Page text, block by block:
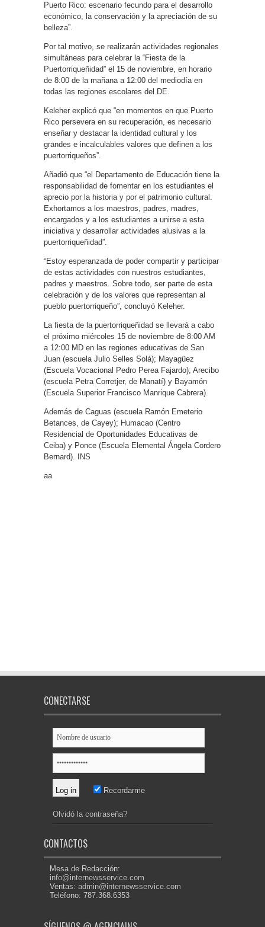
Puerto Rico: escenario fecundo para el desarrollo
económico, la conservación y la apreciación de su
belleza”.
Por tal motivo, se realizarán actividades regionales
simultáneas para celebrar la “Fiesta de la
Puertorriqueñidad” el 15 de noviembre, en horario
de 8:00 de la mañana a 12:00 del mediodía en
todas las regiones escolares del DE.
Keleher explicó que “en momentos en que Puerto
Rico persevera en su recuperación, es necesario
enseñar y destacar la identidad cultural y los
grandes e incalculables valores que definen a los
puertorriqueños”.
Añadió que “el Departamento de Educación tiene la
responsabilidad de fomentar en los estudiantes el
aprecio por la historia y por el patrimonio cultural.
Exhortamos a los maestros, padres, madres,
encargados y a los estudiantes a unirse a esta
iniciativa y desarrollar actividades alusivas a la
puertorriqueñidad”.
“Estoy esperanzada de poder compartir y participar
de estas actividades con nuestros estudiantes,
padres y maestros. Sobre todo, ser parte de esta
celebración y de los valores que representan al
pueblo puertorriqueño”, concluyó Keleher.
La fiesta de la puertorriqueñidad se llevará a cabo
el próximo miércoles 15 de noviembre de 8:00 AM
a 12:00 MD en las regiones educativas de San
Juan (escuela Julio Selles Solá); Mayagüez
(Escuela Vocacional Pedro Perea Fajardo); Arecibo
(escuela Petra Corretjer, de Manatí) y Bayamón
(Escuela Superior Francisco Manrique Cabrera).
Además de Caguas (escuela Ramón Emeterio
Betances, de Cayey); Humacao (Centro
Residencial de Oportunidades Educativas de
Ceiba) y Ponce (Escuela Elemental Ángela Cordero
Bernard). INS
aa
CONECTARSE
Recordarme
Olvidó la contraseña?
CONTACTOS
Mesa de Redacción:
info@internewsservice.com
Ventas: admin@internewsservice.com
Teléfono: 787.368.6353